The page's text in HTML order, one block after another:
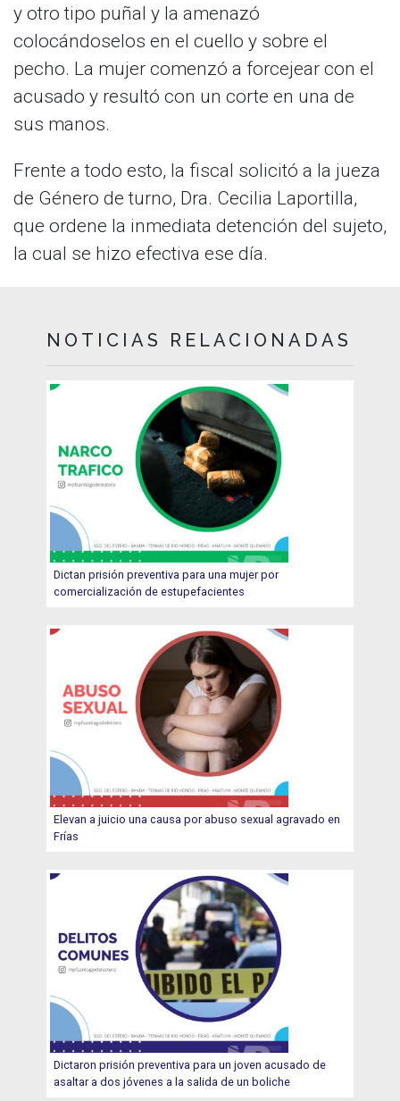
y otro tipo puñal y la amenazó
colocándoselos en el cuello y sobre el
pecho. La mujer comenzó a forcejear con el
acusado y resultó con un corte en una de
sus manos.
Frente a todo esto, la fiscal solicitó a la jueza
de Género de turno, Dra. Cecilia Laportilla,
que ordene la inmediata detención del sujeto,
la cual se hizo efectiva ese día.
NOTICIAS RELACIONADAS
Dictan prisión preventiva para una mujer por
comercialización de estupefacientes
Elevan a juicio una causa por abuso sexual agravado en
Frías
Dictaron prisión preventiva para un joven acusado de
asaltar a dos jóvenes a la salida de un boliche